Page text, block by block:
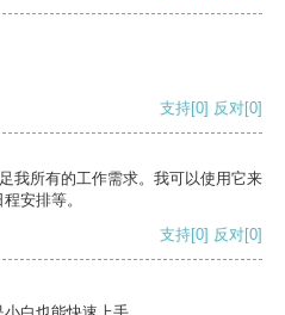
支持[0] 反对[0]
我所有的工作需求。我可以使用它来
安排等。
支持[0] 反对[0]